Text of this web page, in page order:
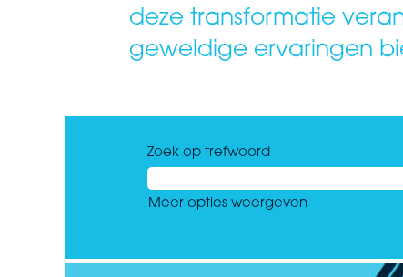
deze transformatie
geweldige ervaringen
Zoek op trefwoord
Meer opties weergeven